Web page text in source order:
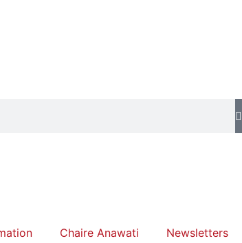
Chaire Anawati Newsletters